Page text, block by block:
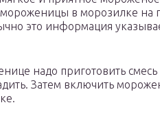
в морозилке на
это информация
надо приготовить
Затем включить